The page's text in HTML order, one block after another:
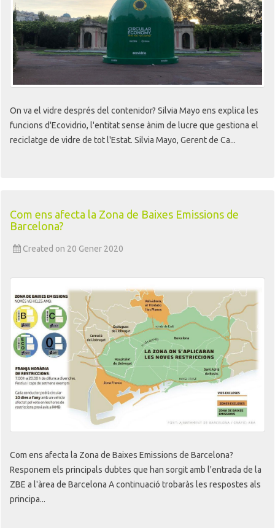
On va el vidre després del contenidor? Silvia Mayo ens explica les
funcions d'Ecovidrio, l'entitat sense ànim de lucre que gestiona el
reciclatge de vidre de tot l'Estat. Silvia Mayo, Gerent de Ca...
Com ens afecta la Zona de Baixes Emissions de
Barcelona?
Created on 20 Gener 2020
Com ens afecta la Zona de Baixes Emissions de Barcelona?
Responem els principals dubtes que han sorgit amb l'entrada de la
ZBE a l'àrea de Barcelona A continuació trobaràs les respostes als
principa...